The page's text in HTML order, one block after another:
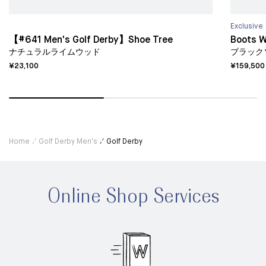
【#641 Men's Golf Derby】Shoe Tree
ナチュラルライムウッド
¥23,100
Exclusive
Boots
ブラック
¥159,500
Home Golf Derby Men's Golf Derby
Online Shop Services